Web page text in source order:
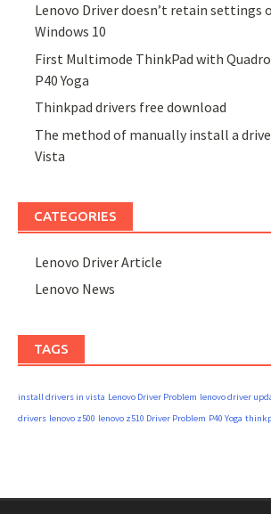
Lenovo Driver doesn’t retain settings
Windows 10
First Multimode ThinkPad with
P40 Yoga
Thinkpad drivers free download
The method of manually install a
Vista
CATEGORIES
Lenovo Driver Article
Lenovo News
TAGS
install drivers in vista Lenovo Driver Problem lenovo driver
drivers lenovo z500 lenovo z510 Driver Problem P40 Yoga